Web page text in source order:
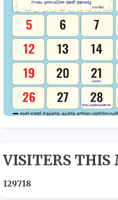
VISITERS THIS
129718